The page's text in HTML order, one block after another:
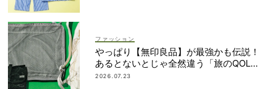
ファッション
やっぱり【無印良品】が最強かも伝説！
あるとないとじゃ全然違う「旅のQOL爆
上げアイテム」
2026.07.23